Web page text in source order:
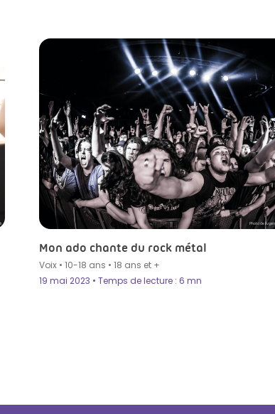
Photo de
Mon ado chante du rock métal
Voix• 10-18 ans • 18 ans et +
19 mai 2023 • Temps de lecture : 6 mn